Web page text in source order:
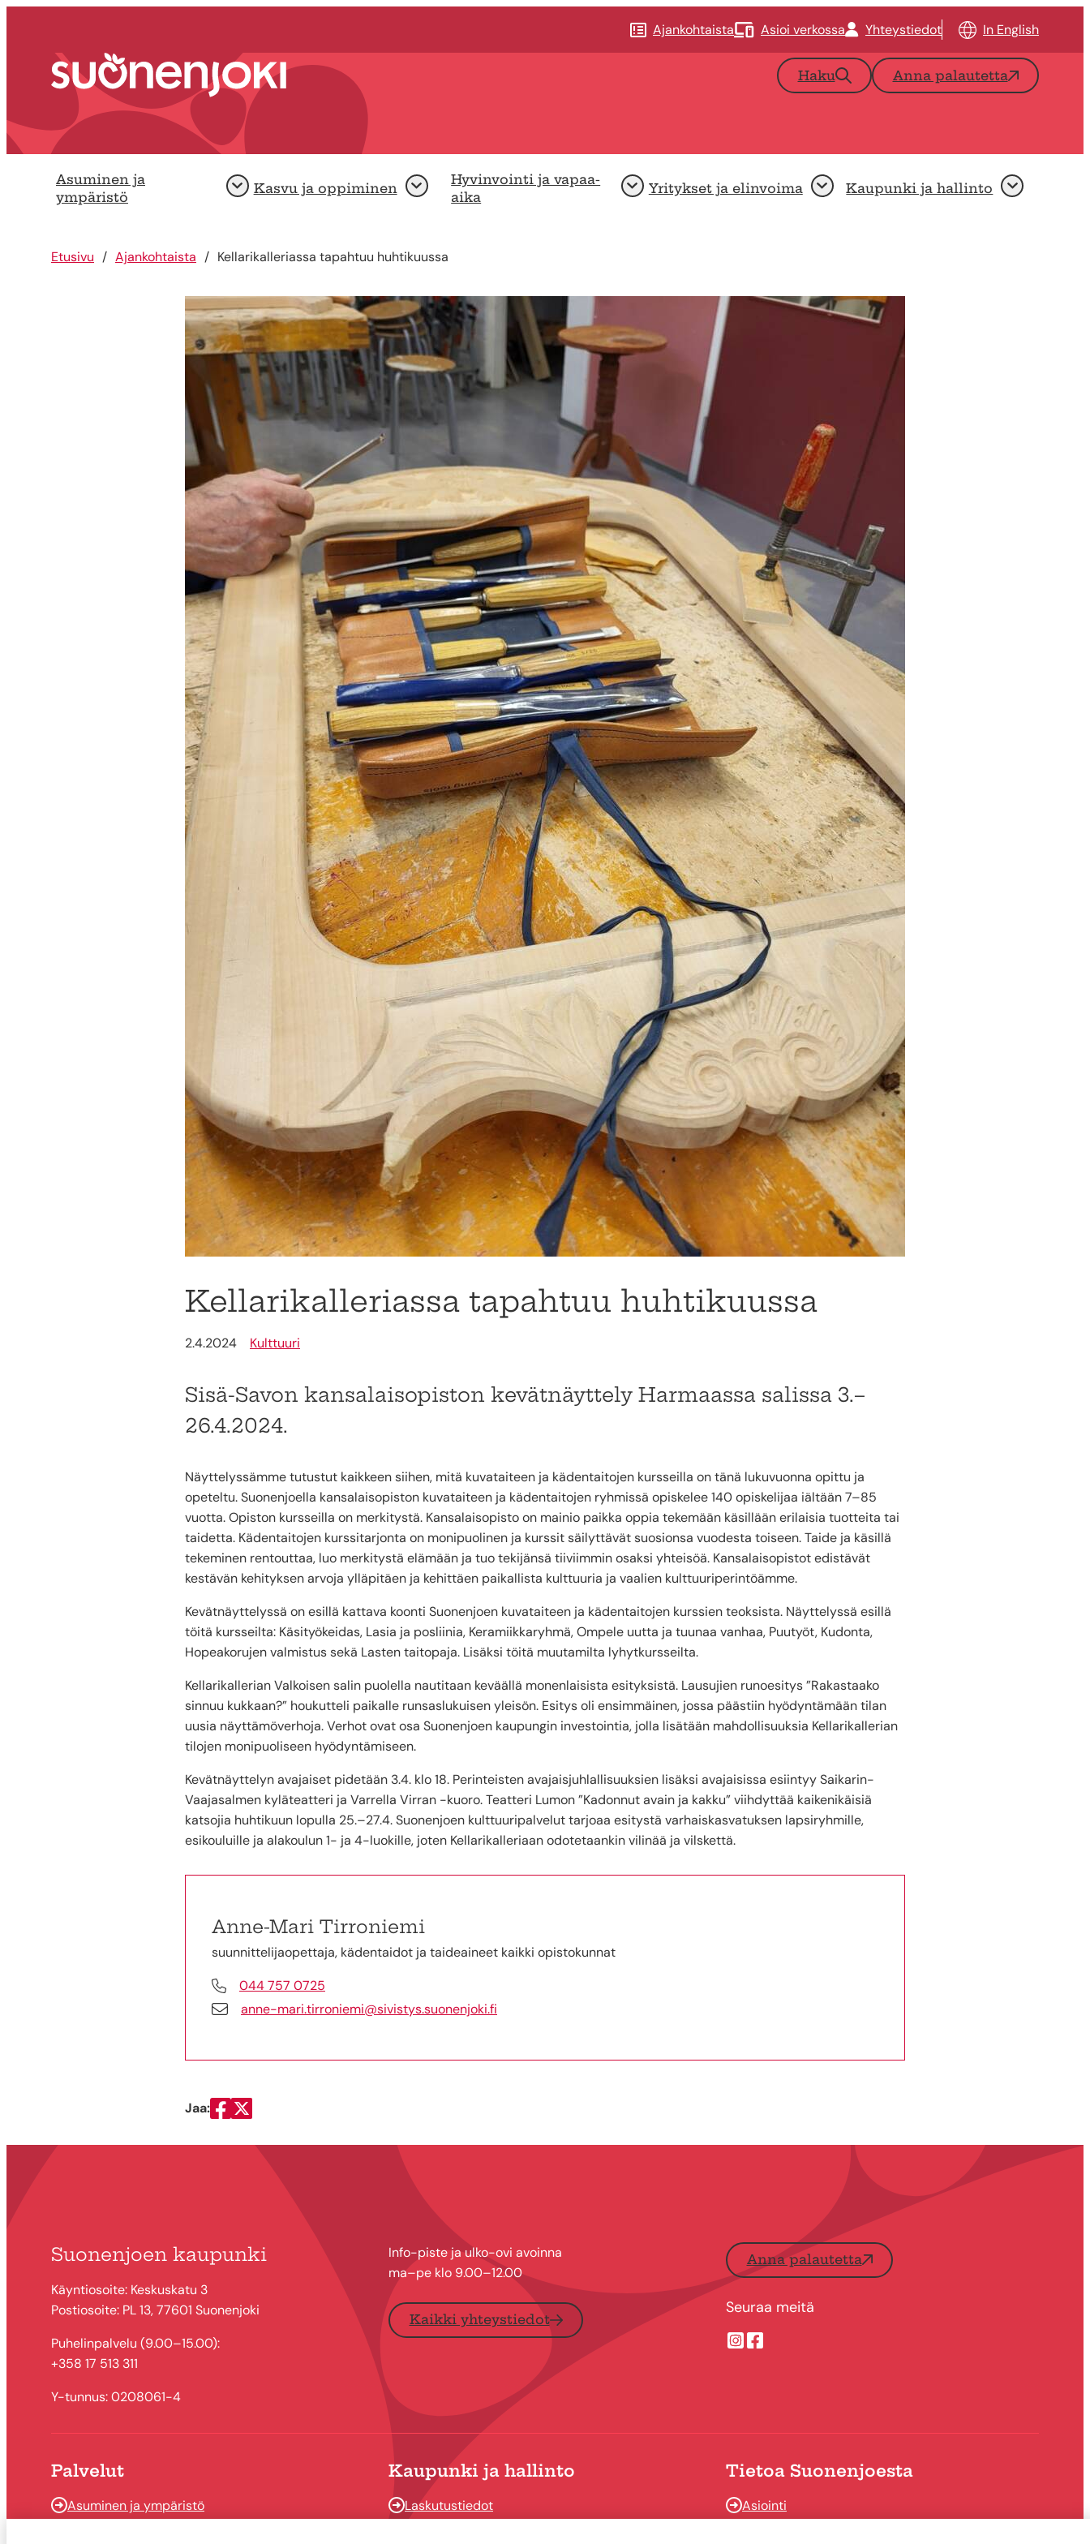
Ajankohtaista
Asioi verkossa Yhteystiedot In English
Etusivu
Haku Anna palautetta
Asuminen ja
ympäristö
AvaaKasvu ja oppiminen Avaa
Hyvinvointi ja vapaa-
aika
AvaaYritykset ja elinvoima AvaaKaupunki ja hallinto Avaa
Etusivu Ajankohtaista Kellarikalleriassa tapahtuu huhtikuussa
Kellarikalleriassa tapahtuu huhtikuussa
2.4.2024 Kulttuuri
Sisä-Savon kansalaisopiston kevätnäyttely Harmaassa salissa 3.–
26.4.2024.
Näyttelyssämme tutustut kaikkeen siihen, mitä kuvataiteen ja kädentaitojen kursseilla on tänä lukuvuonna opittu ja
opeteltu. Suonenjoella kansalaisopiston kuvataiteen ja kädentaitojen ryhmissä opiskelee 140 opiskelijaa iältään 7–85
vuotta. Opiston kursseilla on merkitystä. Kansalaisopisto on mainio paikka oppia tekemään käsillään erilaisia tuotteita tai
taidetta. Kädentaitojen kurssitarjonta on monipuolinen ja kurssit säilyttävät suosionsa vuodesta toiseen. Taide ja käsillä
tekeminen rentouttaa, luo merkitystä elämään ja tuo tekijänsä tiiviimmin osaksi yhteisöä. Kansalaisopistot edistävät
kestävän kehityksen arvoja ylläpitäen ja kehittäen paikallista kulttuuria ja vaalien kulttuuriperintöämme.
Kevätnäyttelyssä on esillä kattava koonti Suonenjoen kuvataiteen ja kädentaitojen kurssien teoksista. Näyttelyssä esillä
töitä kursseilta: Käsityökeidas, Lasia ja posliinia, Keramiikkaryhmä, Ompele uutta ja tuunaa vanhaa, Puutyöt, Kudonta,
Hopeakorujen valmistus sekä Lasten taitopaja. Lisäksi töitä muutamilta lyhytkursseilta.
Kellarikallerian Valkoisen salin puolella nautitaan keväällä monenlaisista esityksistä. Lausujien runoesitys ”Rakastaako
sinnuu kukkaan?” houkutteli paikalle runsaslukuisen yleisön. Esitys oli ensimmäinen, jossa päästiin hyödyntämään tilan
uusia näyttämöverhoja. Verhot ovat osa Suonenjoen kaupungin investointia, jolla lisätään mahdollisuuksia Kellarikallerian
tilojen monipuoliseen hyödyntämiseen.
Kevätnäyttelyn avajaiset pidetään 3.4. klo 18. Perinteisten avajaisjuhlallisuuksien lisäksi avajaisissa esiintyy Saikarin-
Vaajasalmen kyläteatteri ja Varrella Virran -kuoro. Teatteri Lumon ”Kadonnut avain ja kakku” viihdyttää kaikenikäisiä
katsojia huhtikuun lopulla 25.–27.4. Suonenjoen kulttuuripalvelut tarjoaa esitystä varhaiskasvatuksen lapsiryhmille,
esikouluille ja alakoulun 1- ja 4-luokille, joten Kellarikalleriaan odotetaankin vilinää ja vilskettä.
Anne-Mari Tirroniemi
suunnittelijaopettaja, kädentaidot ja taideaineet kaikki opistokunnat
044 757 0725
anne-mari.tirroniemi@sivistys.suonenjoki.fi
Jaa:
Jaa Facebookissa
Jaa Twitterissä
Suonenjoen kaupunki
Käyntiosoite: Keskuskatu 3
Postiosoite: PL 13, 77601 Suonenjoki
Puhelinpalvelu (9.00–15.00):
+358 17 513 311
Y-tunnus: 0208061-4
Info-piste ja ulko-ovi avoinna
ma–pe klo 9.00–12.00
Kaikki yhteystiedot
Anna palautetta
Seuraa meitä
Suonenjoen kaupungin Instragram
Suonenjoen kaupungin Facebook
Palvelut
Asuminen ja ympäristö
Kaupunki ja hallinto
Laskutustiedot
Tietoa Suonenjoesta
Asiointi